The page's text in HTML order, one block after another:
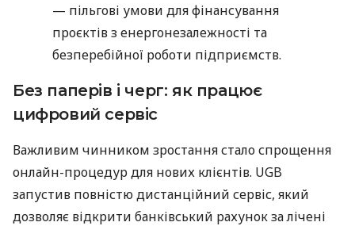
— пільгові умови для фінансування
проєктів з енергонезалежності та
безперебійної роботи підприємств.
Без паперів і черг: як працює
цифровий сервіс
Важливим чинником зростання стало спрощення
онлайн-процедур для нових клієнтів. UGB
запустив повністю дистанційний сервіс, який
дозволяє відкрити банківський рахунок за лічені